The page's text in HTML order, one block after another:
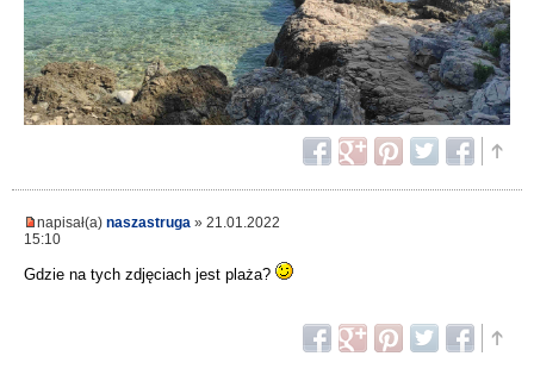
napisał(a) naszastruga » 21.01.2022
15:10
Gdzie na tych zdjęciach jest plaża?